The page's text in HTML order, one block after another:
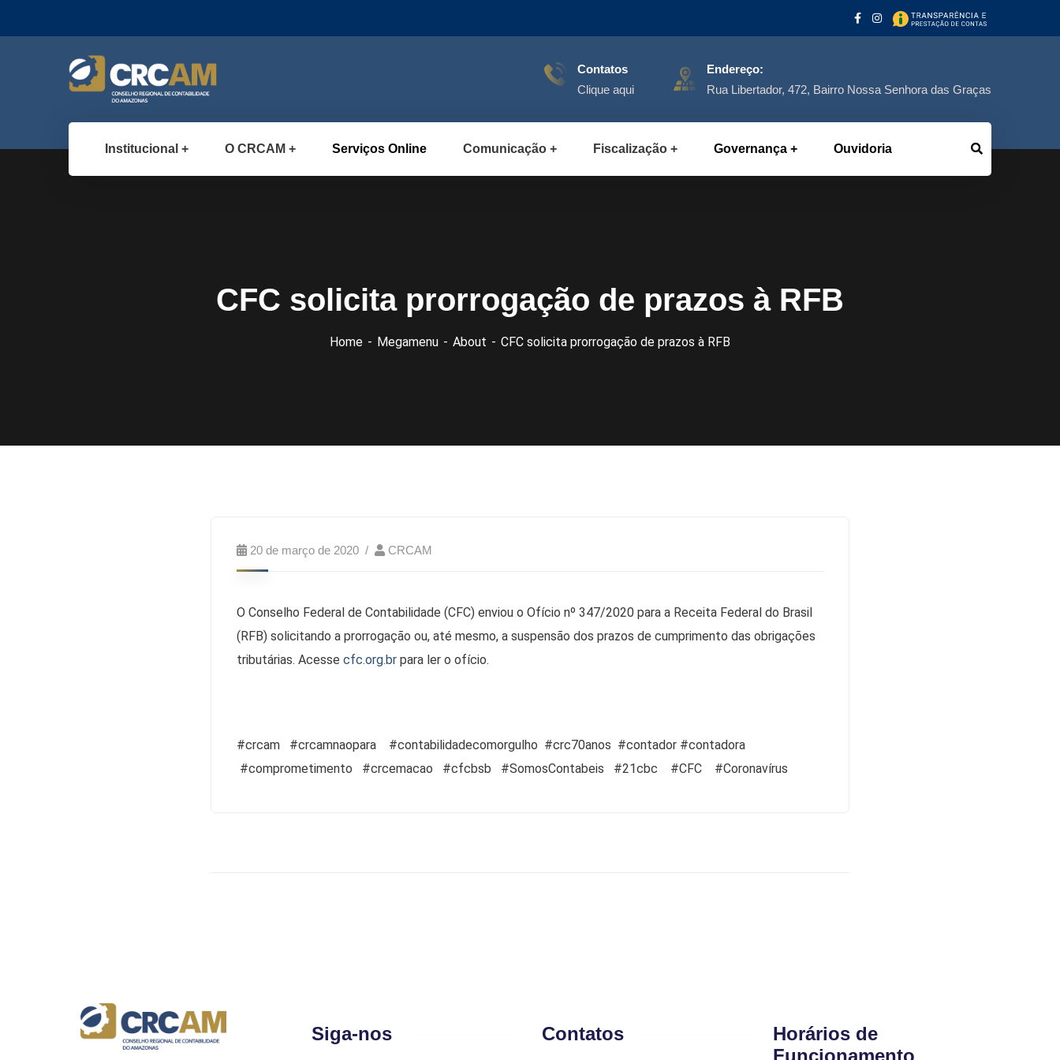
Contatos
Clique aqui
Endereço:
Rua Libertador, 472, Bairro Nossa Senhora das Graças
Institucional O CRCAM Serviços Online Comunicação Fiscalização Governança Ouvidoria
CFC solicita prorrogação de prazos à RFB
Home Megamenu About CFC solicita prorrogação de prazos à RFB
20 de março de 2020 CRCAM
O Conselho Federal de Contabilidade (CFC) enviou o Ofício nº 347/2020 para a Receita Federal do Brasil
(RFB) solicitando a prorrogação ou, até mesmo, a suspensão dos prazos de cumprimento das obrigações
tributárias. Acesse cfc.org.br para ler o ofício.
#crcam #crcamnaopara #contabilidadecomorgulho #crc70anos #contador #contadora
#comprometimento #crcemacao #cfcbsb #SomosContabeis #21cbc #CFC #Coronavírus
Siga-nos Contatos
Horários de
Funcionamento